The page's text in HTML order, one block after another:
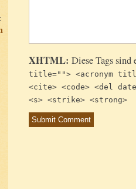
XHTML: Diese Tags
title=""> <acronym
<cite> <code> <del
<s> <strike> <strong>